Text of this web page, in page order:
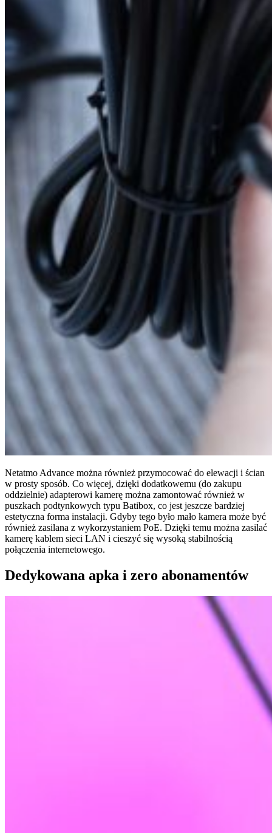
Netatmo Advance można również przymocować do elewacji i ścian
w prosty sposób. Co więcej, dzięki dodatkowemu (do zakupu
oddzielnie) adapterowi kamerę można zamontować również w
puszkach podtynkowych typu Batibox, co jest jeszcze bardziej
estetyczna forma instalacji. Gdyby tego było mało kamera może być
również zasilana z wykorzystaniem PoE. Dzięki temu można zasilać
kamerę kablem sieci LAN i cieszyć się wysoką stabilnością
połączenia internetowego.
Dedykowana apka i zero abonamentów